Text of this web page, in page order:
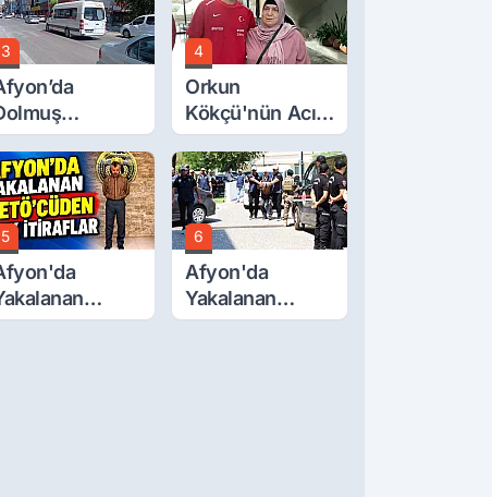
3
40 Zam
4
Orkun
Kökçü'nün Acı
Günü... Cenaze
Namazı
Emirdağ'da
5 6
Afyon'da
Yakalanan
FETÖ'cü